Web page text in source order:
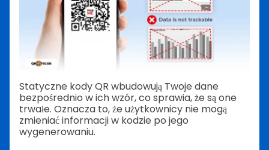
Statyczne kody QR wbudowują Twoje dane
bezpośrednio w ich wzór, co sprawia, że są one
trwałe. Oznacza to, że użytkownicy nie mogą
zmieniać informacji w kodzie po jego
wygenerowaniu.